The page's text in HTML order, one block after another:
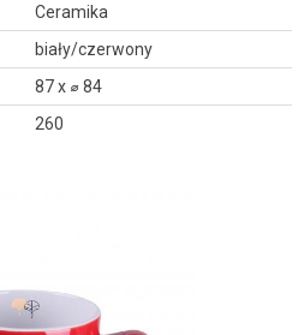
Ceramika
biały/czerwony
87 x ⌀ 84
260